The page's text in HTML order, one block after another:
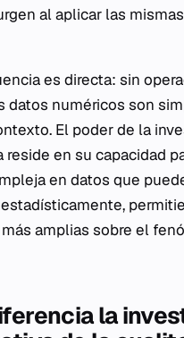
al aplicar las
es directa: sin
datos numéricos son
El poder de la
en su capacidad
en datos que
amplias sobre el
la